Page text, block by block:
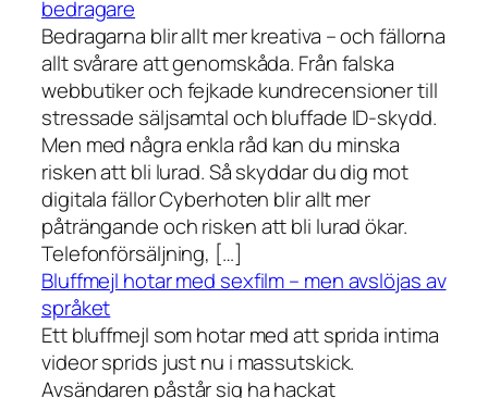
bedragare
Bedragarna blir allt mer kreativa – och fällorna
allt svårare att genomskåda. Från falska
webbutiker och fejkade kundrecensioner till
stressade säljsamtal och bluffade ID-skydd.
Men med några enkla råd kan du minska
risken att bli lurad. Så skyddar du dig mot
digitala fällor Cyberhoten blir allt mer
påträngande och risken att bli lurad ökar.
Telefonförsäljning, […]
Bluffmejl hotar med sexfilm – men avslöjas av
språket
Ett bluffmejl som hotar med att sprida intima
videor sprids just nu i massutskick.
Avsändaren påstår sig ha hackat